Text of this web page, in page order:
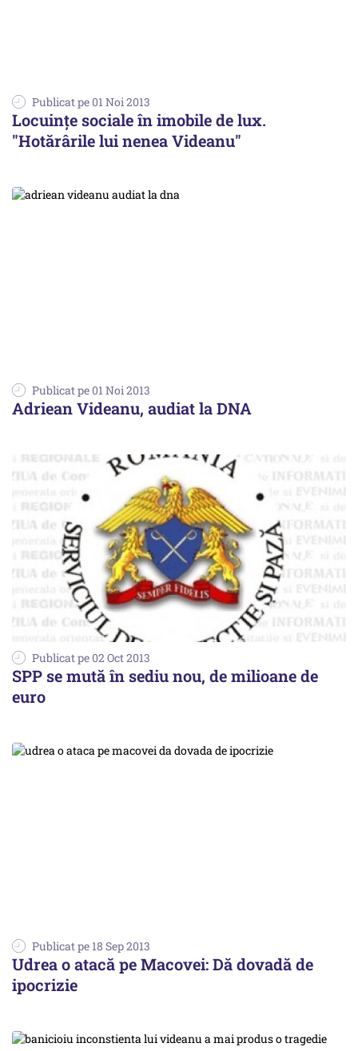
Publicat pe 01 Noi 2013
Locuințe sociale în imobile de lux.
"Hotărârile lui nenea Videanu"
Publicat pe 01 Noi 2013
Adriean Videanu, audiat la DNA
Publicat pe 02 Oct 2013
SPP se mută în sediu nou, de milioane de
euro
Publicat pe 18 Sep 2013
Udrea o atacă pe Macovei: Dă dovadă de
ipocrizie